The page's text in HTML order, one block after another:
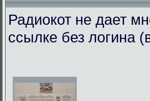
Радиокот не дает
ссылке без логина